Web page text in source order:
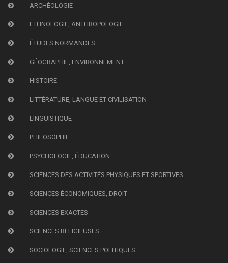
ARCHÉOLOGIE
ETHNOLOGIE, ANTHROPOLOGIE
ÉTUDES NORMANDES
GÉOGRAPHIE, ENVIRONNEMENT
HISTOIRE
LITTÉRATURE, LANGUE ET CIVILISATION
LINGUISTIQUE
PHILOSOPHIE
PSYCHOLOGIE, ÉDUCATION
SCIENCES DES ACTIVITÉS PHYSIQUES ET SPORTIVES
SCIENCES ÉCONOMIQUES, DROIT
SCIENCES EXACTES
SCIENCES RELIGIEUSES
SOCIOLOGIE, SCIENCES POLITIQUES